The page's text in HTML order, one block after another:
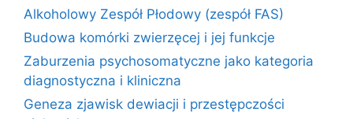
Alkoholowy Zespół Płodowy (zespół FAS)
Budowa komórki zwierzęcej i jej funkcje
Zaburzenia psychosomatyczne jako kategoria
diagnostyczna i kliniczna
Geneza zjawisk dewiacji i przestępczości